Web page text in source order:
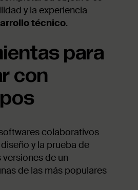
y la experiencia
técnico.
para
con
colaborativos
y la prueba de
de un
de las más populares